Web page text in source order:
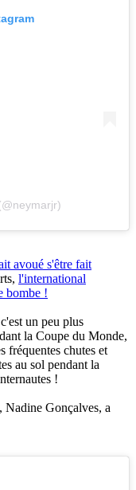
avoué s'être fait
l'international
bombe !
un peu plus
la Coupe du Monde,
fréquentes chutes et
au sol pendant la
!
Nadine Gonçalves, a